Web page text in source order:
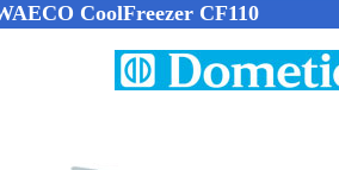
CoolFreezer CF110